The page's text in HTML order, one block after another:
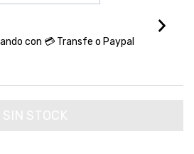
con 💳 Transfe o Paypal